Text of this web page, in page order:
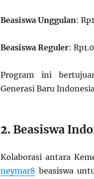
Beasiswa Unggulan:
Beasiswa Reguler:
Program ini
Generasi Baru
2. Beasiswa
Kolaborasi antara
neymar8 beasiswa